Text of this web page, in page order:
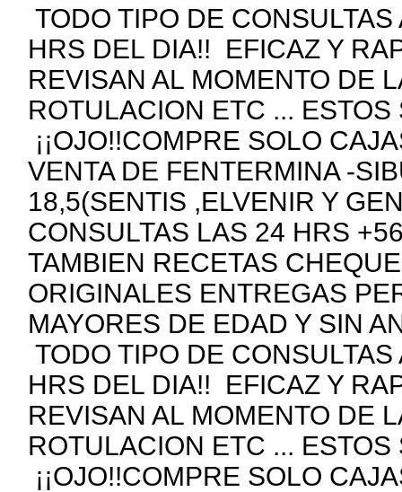
TODO TIPO DE
HRS DEL DIA!! EFICAZ Y
REVISAN AL MOMENTO DE
ROTULACION ETC ...
¡¡OJO!!COMPRE SOLO
VENTA DE FENTERMINA -
18,5(SENTIS ,ELVENIR Y
CONSULTAS LAS 24 HRS
TAMBIEN RECETAS
ORIGINALES ENTREGAS
MAYORES DE EDAD Y SIN
TODO TIPO DE
HRS DEL DIA!! EFICAZ Y
REVISAN AL MOMENTO DE
ROTULACION ETC ...
¡¡OJO!!COMPRE SOLO